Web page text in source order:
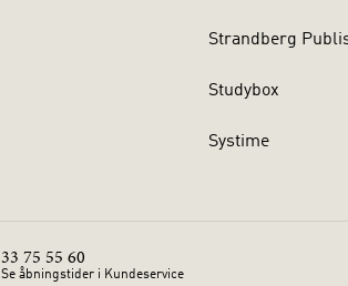
Strandberg
Studybox
Systime
33 75 55 60
Se åbningstider i Kundeservice